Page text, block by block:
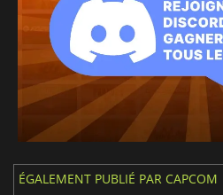
ÉGALEMENT PUBLIÉ PAR CAPCOM